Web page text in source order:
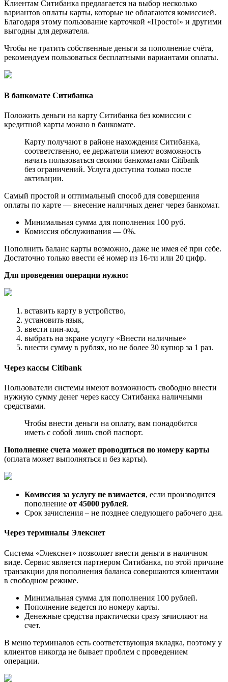
Клиентам Ситибанка предлагается на выбор несколько
вариантов оплаты карты, которые не облагаются комиссией.
Благодаря этому пользование карточкой «Просто!» и другими
выгодны для держателя.
Чтобы не тратить собственные деньги за пополнение счёта,
рекомендуем пользоваться бесплатными вариантами оплаты.
В банкомате Ситибанка
Положить деньги на карту Ситибанка без комиссии с
кредитной карты можно в банкомате.
Карту получают в районе нахождения Ситибанка,
соответственно, ее держатели имеют возможность
начать пользоваться своими банкоматами Citibank
без ограничений. Услуга доступна только после
активации.
Самый простой и оптимальный способ для совершения
оплаты по карте — внесение наличных денег через банкомат.
Минимальная сумма для пополнения 100 руб.
Комиссия обслуживания — 0%.
Пополнить баланс карты возможно, даже не имея её при себе.
Достаточно только ввести её номер из 16-ти или 20 цифр.
Для проведения операции нужно:
вставить карту в устройство,
установить язык,
ввести пин-код,
выбрать на экране услугу «Внести наличные»
внести сумму в рублях, но не более 30 купюр за 1 раз.
Через кассы Citibank
Пользователи системы имеют возможность свободно внести
нужную сумму денег через кассу Ситибанка наличными
средствами.
Чтобы внести деньги на оплату, вам понадобится
иметь с собой лишь свой паспорт.
Пополнение счета может проводиться по номеру карты
(оплата может выполняться и без карты).
Комиссия за услугу не взимается, если производится
пополнение от 45000 рублей.
Срок зачисления – не позднее следующего рабочего дня.
Через терминалы Элекснет
Система «Элекснет» позволяет внести деньги в наличном
виде. Сервис является партнером Ситибанка, по этой причине
транзакции для пополнения баланса совершаются клиентами
в свободном режиме.
Минимальная сумма для пополнения 100 рублей.
Пополнение ведется по номеру карты.
Денежные средства практически сразу зачисляют на
счет.
В меню терминалов есть соответствующая вкладка, поэтому у
клиентов никогда не бывает проблем с проведением
операции.